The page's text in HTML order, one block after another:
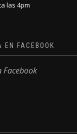
las 4pm
EN FACEBOOK
Facebook